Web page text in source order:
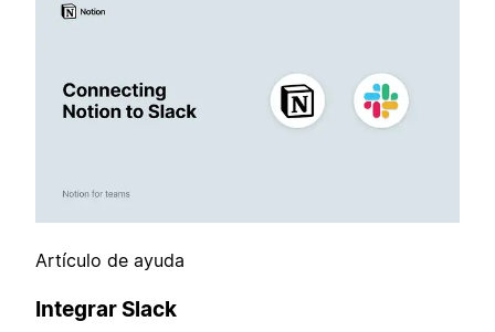
Artículo de ayuda
Integrar Slack